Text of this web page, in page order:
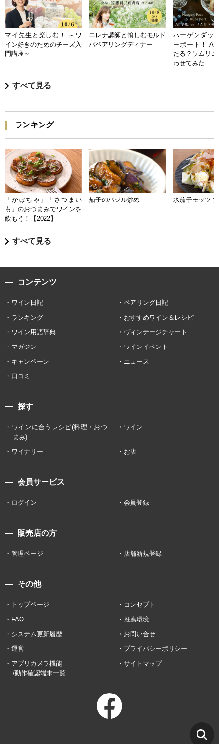
マイ先生と楽しむ！ ～ワ
イン好きのためのチーズ入
門講座～
エレナ講師と愉しむモルド
バペアリングディナー
ハーゲンダッ
ーポート！ AI
たる？ソムリ
わせてみた
すべて見る
ランキング
「かぼちゃ」「さつまい
も」のおつまみでワインを
飲もう！【2022】
茄子のバジル炒め 水茄子モッツァ
すべて見る
コンテンツ
ワイン日記
ペアリング日記
ランキング
おすすめワイン＆レシピ
ワイン用語辞典
ヴィンテージチャート
マガジン
ワインイベント
キャンペーン
ニュース
口コミ
探す
ワインに合うレシピ(料理・おつ
まみ)
ワイン
ワイナリー お店
会員サービス
ログイン 会員登録
販売店の方
管理ページ 店舗新規登録
その他
トップページ
コンセプト
FAQ
推薦環境
システム更新履歴
お問い合せ
運営
プライバシーポリシー
アプリカメラ機能
/動作確認端末一覧
サイトマップ